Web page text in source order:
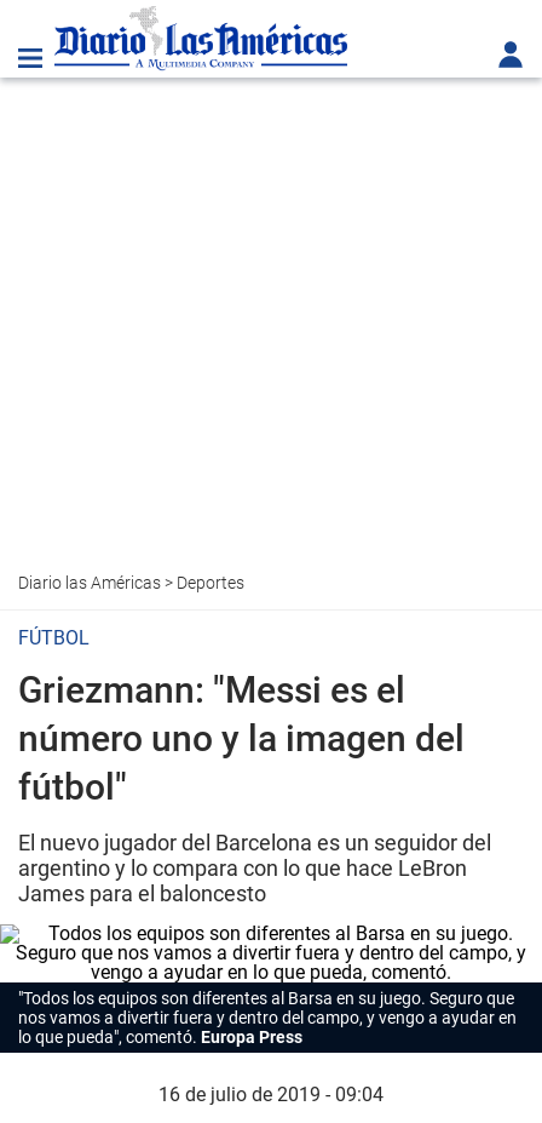
Diario las Américas> Deportes
FÚTBOL
Griezmann: "Messi es el
número uno y la imagen del
fútbol"
El nuevo jugador del Barcelona es un seguidor del
argentino y lo compara con lo que hace LeBron
James para el baloncesto
"Todos los equipos son diferentes al Barsa en su juego. Seguro que
nos vamos a divertir fuera y dentro del campo, y vengo a ayudar en
lo que pueda", comentó. Europa Press
16 de julio de 2019 - 09:04